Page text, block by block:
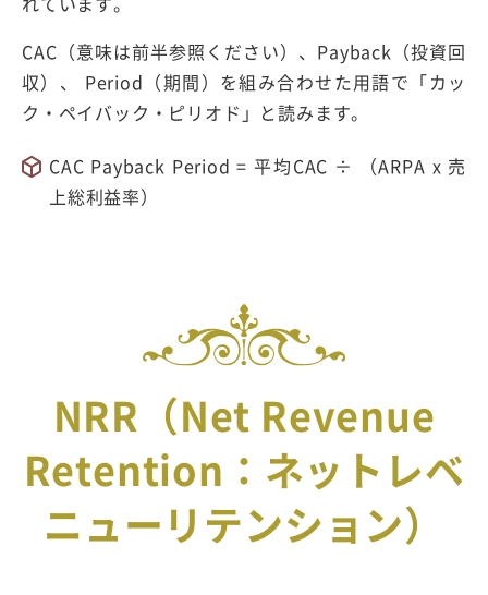
CAC（意味は前半参照ください）、Payback（投資回
収）、 Period（期間）を組み合わせた用語で「カッ
ク・ペイバック・ピリオド」と読みます。
CAC Payback Period = 平均CAC ÷ （ARPA x 売
上総利益率）
NRR（Net Revenue
Retention：ネットレベ
ニューリテンション）